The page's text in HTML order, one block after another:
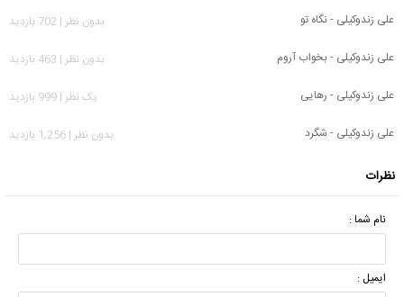
علی زندوکیلی - نگاه تو
بدون نظر | 702 بازدید
علی زندوکیلی - بخواب آروم
بدون نظر | 463 بازدید
علی زندوکیلی - رهایی
يک نظر | 999 بازدید
علی زندوکیلی - شگرد
بدون نظر | 1,256 بازدید
نظرات
نام شما :
ایمیل :